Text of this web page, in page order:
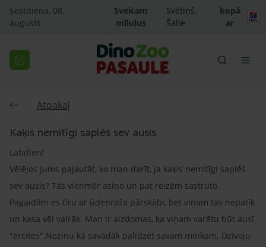
Sestdiena, 08.
augusts
Sveicam
mīluļus
Svētiņš,
Šalle
kopā
ar
Atpakaļ
Kaķis nemitīgi saplēš sev ausis
Labdien!
Vēlējos Jums pajautāt, ko man darīt, ja kaķis nemitīgi saplēš
sev ausis? Tās vienmēr asiņo un pat reizēm sastruto.
Pagaidām es tīru ar ūdeņraža pārskābi, bet viņam tas nepatīk
un kasa vēl vairāk. Man ir aizdomas, ka viņam varētu būt ausī
"ērcītes".Nezinu kā savādāk palīdzēt savam minkam. Dzīvoju